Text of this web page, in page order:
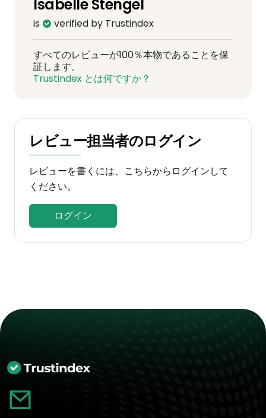
Isabelle Stengel
is verified by Trustindex
すべてのレビューが100％本物であることを保
証します。
Trustindex とは何ですか？
レビュー担当者のログイン
レビューを書くには、こちらからログインして
ください。
ログイン